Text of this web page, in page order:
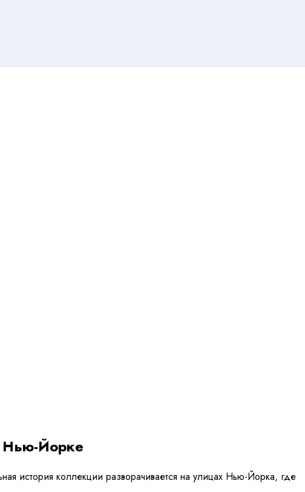
Нью-Йорке
история коллекции разворачивается на улицах Нью-Йорка, где